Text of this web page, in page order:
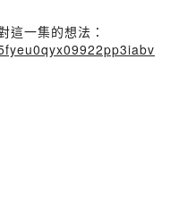
一集的想法：